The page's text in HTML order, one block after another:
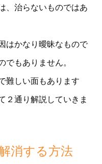
、治らないものではあ
はかなり曖昧なもので
でもありません。
難しい面もあります
２通り解説していきま
消する方法